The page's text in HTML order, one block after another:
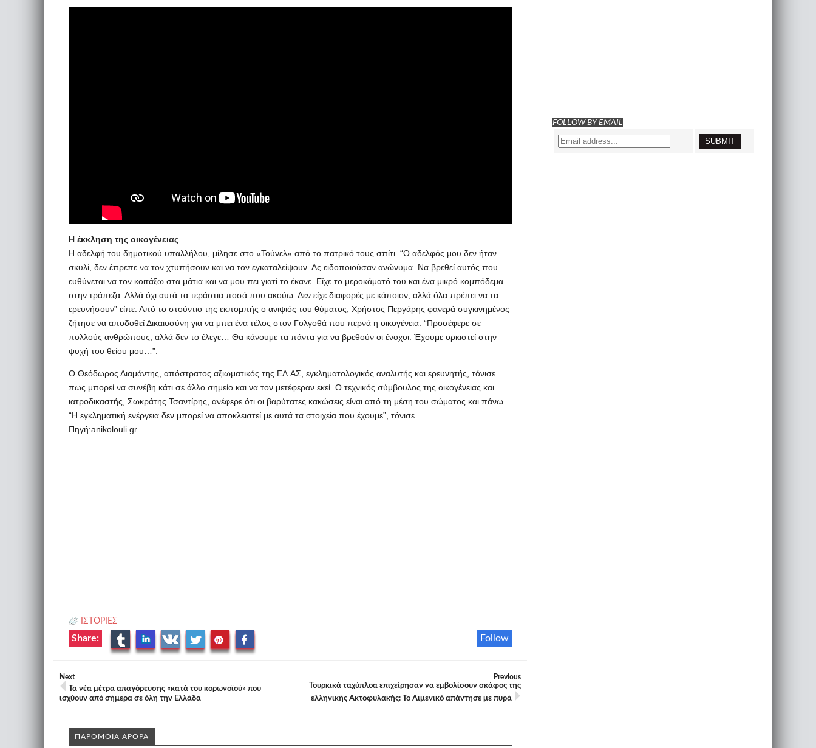
Η έκκληση της οικογένειας
Η αδελφή του δημοτικού υπαλλήλου, μίλησε στο «Τούνελ» από το πατρικό τους σπίτι. “Ο αδελφός μου δεν ήταν
σκυλί, δεν έπρεπε να τον χτυπήσουν και να τον εγκαταλείψουν. Ας ειδοποιούσαν ανώνυμα. Να βρεθεί αυτός που
ευθύνεται να τον κοιτάξω στα μάτια και να μου πει γιατί το έκανε. Είχε το μεροκάματό του και ένα μικρό κομπόδεμα
στην τράπεζα. Αλλά όχι αυτά τα τεράστια ποσά που ακούω. Δεν είχε διαφορές με κάποιον, αλλά όλα πρέπει να τα
ερευνήσουν” είπε. Από το στούντιο της εκπομπής ο ανιψιός του θύματος, Χρήστος Περγάρης φανερά συγκινημένος
ζήτησε να αποδοθεί Δικαιοσύνη για να μπει ένα τέλος στον Γολγοθά που περνά η οικογένεια. “Προσέφερε σε
πολλούς ανθρώπους, αλλά δεν το έλεγε… Θα κάνουμε τα πάντα για να βρεθούν οι ένοχοι. Έχουμε ορκιστεί στην
ψυχή του θείου μου…”.
Ο Θεόδωρος Διαμάντης, απόστρατος αξιωματικός της ΕΛ.ΑΣ, εγκληματολογικός αναλυτής και ερευνητής, τόνισε
πως μπορεί να συνέβη κάτι σε άλλο σημείο και να τον μετέφεραν εκεί. Ο τεχνικός σύμβουλος της οικογένειας και
ιατροδικαστής, Σωκράτης Τσαντίρης, ανέφερε ότι οι βαρύτατες κακώσεις είναι από τη μέση του σώματος και πάνω.
“Η εγκληματική ενέργεια δεν μπορεί να αποκλειστεί με αυτά τα στοιχεία που έχουμε”, τόνισε.
Πηγή:anikolouli.gr
ΙΣΤΟΡΙΕΣ
Follow
Share:
Next
Τα νέα μέτρα απαγόρευσης «κατά του κορωνοϊού» που
ισχύουν από σήμερα σε όλη την Ελλάδα
Previous
Τουρκικά ταχύπλοα επιχείρησαν να εμβολίσουν σκάφος της
ελληνικής Ακτοφυλακής: Το Λιμενικό απάντησε με πυρά
ΠΑΡΟΜΟΙΑ ΑΡΘΡΑ
FOLLOW BY EMAIL